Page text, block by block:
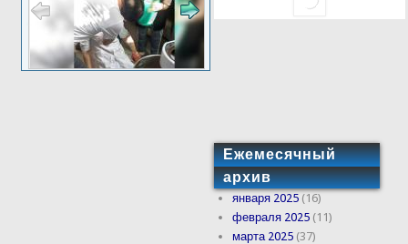
Ежемесячный
архив
января 2025 (16)
февраля 2025 (11)
марта 2025 (37)